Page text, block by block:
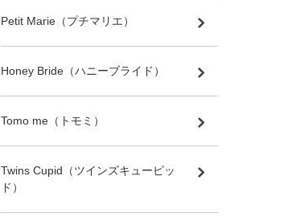
Petit Marie（プチマリエ）
Honey Bride（ハニーブライド）
Tomo me（トモミ）
Twins Cupid（ツインズキューピッ
ド）